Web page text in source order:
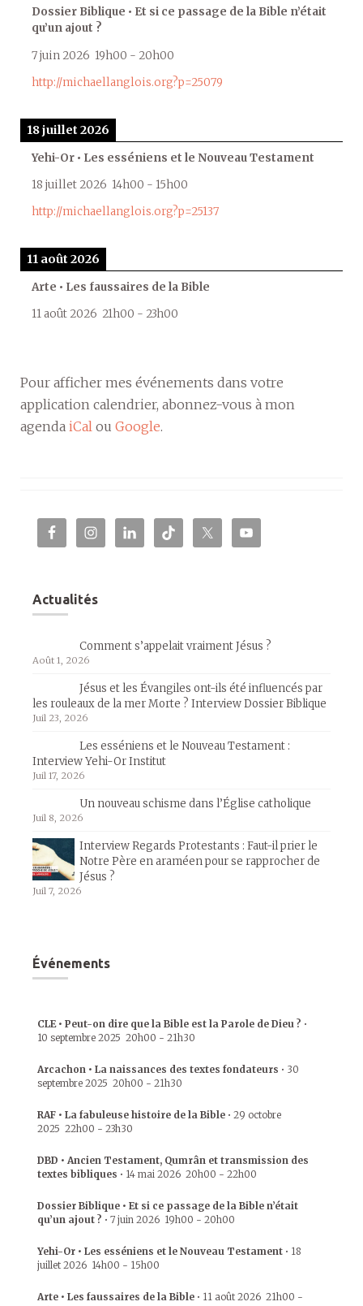
Dossier Biblique • Et si ce passage de la Bible n’était
qu’un ajout ?
7 juin 2026 19h00 - 20h00
http://michaellanglois.org?p=25079
18 juillet 2026
Yehi-Or • Les esséniens et le Nouveau Testament
18 juillet 2026 14h00 - 15h00
http://michaellanglois.org?p=25137
11 août 2026
Arte • Les faussaires de la Bible
11 août 2026 21h00 - 23h00
Pour afficher mes événements dans votre
application calendrier, abonnez-vous à mon
agenda iCal ou Google.
Actualités
Comment s’appelait vraiment Jésus ?
Août 1, 2026
Jésus et les Évangiles ont-ils été influencés par
les rouleaux de la mer Morte ? Interview Dossier Biblique
Juil 23, 2026
Les esséniens et le Nouveau Testament :
Interview Yehi-Or Institut
Juil 17, 2026
Un nouveau schisme dans l’Église catholique
Juil 8, 2026
Interview Regards Protestants : Faut-il prier le
Notre Père en araméen pour se rapprocher de
Jésus ?
Juil 7, 2026
Événements
CLE • Peut-on dire que la Bible est la Parole de Dieu ? •
10 septembre 2025 20h00 - 21h30
Arcachon • La naissances des textes fondateurs • 30
septembre 2025 20h00 - 21h30
RAF • La fabuleuse histoire de la Bible • 29 octobre
2025 22h00 - 23h30
DBD • Ancien Testament, Qumrân et transmission des
textes bibliques • 14 mai 2026 20h00 - 22h00
Dossier Biblique • Et si ce passage de la Bible n’était
qu’un ajout ? • 7 juin 2026 19h00 - 20h00
Yehi-Or • Les esséniens et le Nouveau Testament • 18
juillet 2026 14h00 - 15h00
Arte • Les faussaires de la Bible • 11 août 2026 21h00 -